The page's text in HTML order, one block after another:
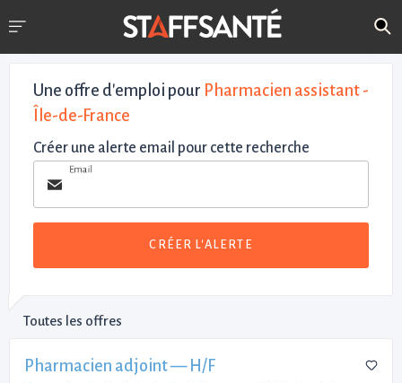
Une offre d'emploi pour Pharmacien assistant -
Île-de-France
Créer une alerte email pour cette recherche
Email
CRÉER L'ALERTE
Toutes les offres
Pharmacien adjoint — H/F